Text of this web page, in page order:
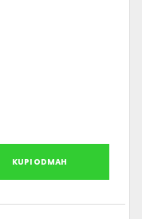
KUPI ODMAH